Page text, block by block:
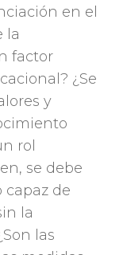
en el
la
factor
¿Se
y
rol
se debe
capaz de
la
las